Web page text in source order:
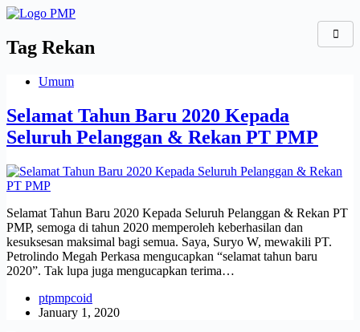
Skip
content
Tag Rekan
Umum
Selamat Tahun Baru 2020 Kepada
Seluruh Pelanggan & Rekan PT PMP
Selamat Tahun Baru 2020 Kepada Seluruh Pelanggan & Rekan PT
PMP, semoga di tahun 2020 memperoleh keberhasilan dan
kesuksesan maksimal bagi semua. Saya, Suryo W, mewakili PT.
Petrolindo Megah Perkasa mengucapkan “selamat tahun baru
2020”. Tak lupa juga mengucapkan terima…
ptpmpcoid
January 1, 2020